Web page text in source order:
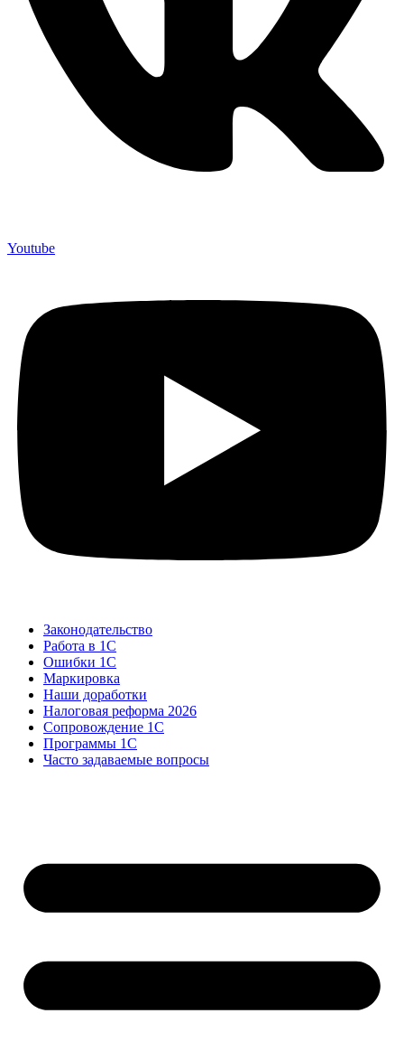
Youtube
Законодательство
Работа в 1С
Ошибки 1С
Маркировка
Наши доработки
Налоговая реформа 2026
Сопровождение 1С
Программы 1С
Часто задаваемые вопросы